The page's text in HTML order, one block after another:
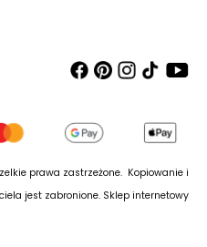
prawa zastrzeżone. Kopiowanie i
jest zabronione. Sklep internetowy